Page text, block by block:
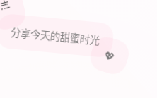
Hi！
分享今天的甜蜜时光
💖